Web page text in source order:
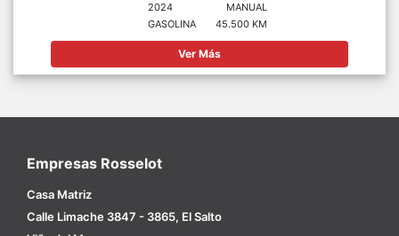
2024
GASOLINA
MANUAL
45.500 KM
Ver Más
Empresas Rosselot
Casa Matriz
Calle Limache 3847 - 3865, El Salto